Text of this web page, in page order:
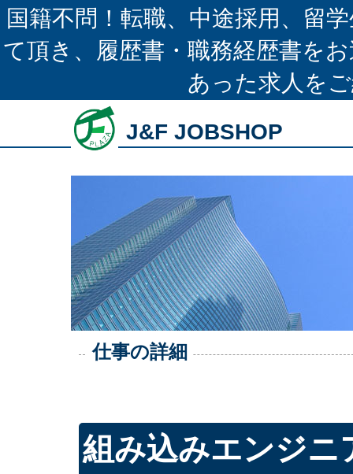
国籍不問！転職、中途採用、留
て頂き、履歴書・職務経歴書を
あった求人を
J&F JOBSHOP
仕事の詳細
組み込みエンジニ